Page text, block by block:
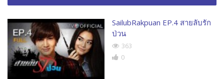
SailubRakpuan EP.4 สายลับรัก
ป่วน
363
0